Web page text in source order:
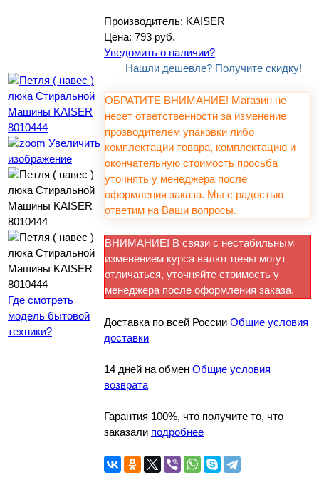
Увеличить
изображение
Где смотреть
модель бытовой
техники?
Производитель: KAISER
Цена: 793 руб.
Уведомить о наличии?
Нашли дешевле? Получите скидку!
ОБРАТИТЕ ВНИМАНИЕ! Магазин не
несет ответственности за изменение
прозводителем упаковки либо
комплектации товара, комплектацию и
окончательную стоимость просьба
уточнять у менеджера после
оформления заказа. Мы с радостью
ответим на Ваши вопросы.
ВНИМАНИЕ! В связи с нестабильным
изменением курса валют цены могут
отличаться, уточняйте стоимость у
менеджера после оформления заказа.
Доставка по всей России Общие условия
доставки
14 дней на обмен Общие условия
возврата
Гарантия 100%, что получите то, что
заказали подробнее